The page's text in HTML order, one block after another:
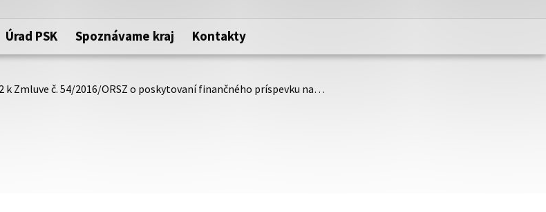
kraja.
zabezpečenú webovú stránku. Zabezpečená stránka vždy začína
https:// pred názvom domény webového sídla.
Úrad PSK Spoznávame kraj Kontakty
k Zmluve č. 54/2016/ORSZ o poskytovaní finančného príspevku na…